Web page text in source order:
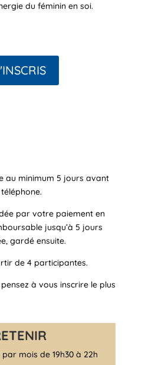
du féminin en soi.
au minimum 5 jours avant
par votre paiement en
jusqu’à 5 jours
gardé ensuite.
de 4 participantes.
à vous inscrire le plus
mois de 19h30 à 22h